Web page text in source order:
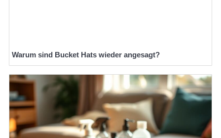
Warum sind Bucket Hats wieder angesagt?